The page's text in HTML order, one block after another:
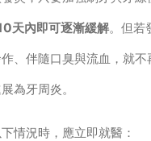
天內即可逐漸緩解。但若
、伴隨口臭與流血，就不
為牙周炎。
情況時，應立即就醫：